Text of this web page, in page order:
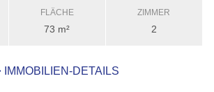
FLÄCHE
73 m²
ZIMMER
2
IMMOBILIEN-DETAILS